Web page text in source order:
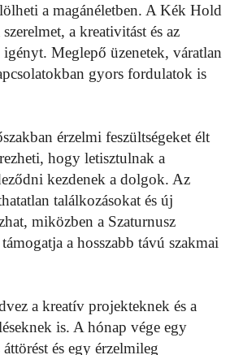
a magánéletben. A Kék Hold
a kreativitást és az
Meglepő üzenetek, váratlan
gyors fordulatok is
érzelmi feszültségeket élt
hogy letisztulnak a
kezdenek a dolgok. Az
találkozásokat és új
miközben a Szaturnusz
a hosszabb távú szakmai
a kreatív projekteknek és a
is. A hónap vége egy
és egy érzelmileg